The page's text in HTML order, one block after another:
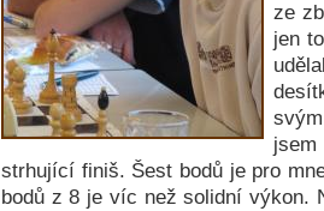
ze
jen
jsem
strhující finiš. Šest bodů je pro
bodů z 8 je víc než solidní výkon.